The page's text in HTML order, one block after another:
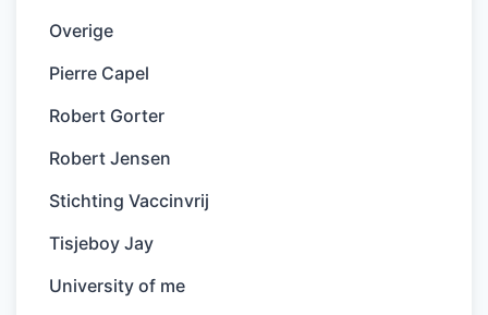
Overige
Pierre Capel
Robert Gorter
Robert Jensen
Stichting Vaccinvrij
Tisjeboy Jay
University of me